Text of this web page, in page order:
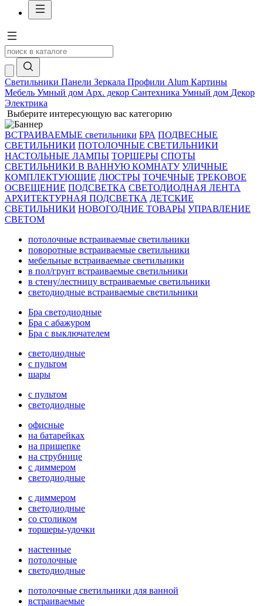
Светильники Панели Зеркала Профили Alum Картины
Мебель Умный дом Арх. декор Сантехника Умный дом Декор
Электрика
Выберите интересующую вас категорию
ВСТРАИВАЕМЫЕ светильники БРА ПОДВЕСНЫЕ
СВЕТИЛЬНИКИ ПОТОЛОЧНЫЕ СВЕТИЛЬНИКИ
НАСТОЛЬНЫЕ ЛАМПЫ ТОРШЕРЫ СПОТЫ
СВЕТИЛЬНИКИ В ВАННУЮ КОМНАТУ УЛИЧНЫЕ
КОМПЛЕКТУЮЩИЕ ЛЮСТРЫ ТОЧЕЧНЫЕ ТРЕКОВОЕ
ОСВЕЩЕНИЕ ПОДСВЕТКА СВЕТОДИОДНАЯ ЛЕНТА
АРХИТЕКТУРНАЯ ПОДСВЕТКА ДЕТСКИЕ
СВЕТИЛЬНИКИ НОВОГОДНИЕ ТОВАРЫ УПРАВЛЕНИЕ
СВЕТОМ
потолочные встраиваемые светильники
поворотные встраиваемые светильники
мебельные встраиваемые светильники
в пол/грунт встраиваемые светильники
в стену/лестницу встраиваемые светильники
светодиодные встраиваемые светильники
Бра светодиодные
Бра с абажуром
Бра с выключателем
светодиодные
с пультом
шары
с пультом
светодиодные
офисные
на батарейках
на прищепке
на струбнице
с диммером
светодиодные
с диммером
светодиодные
со столиком
торшеры-удочки
настенные
потолочные
светодиодные
потолочные светильники для ванной
встраиваемые